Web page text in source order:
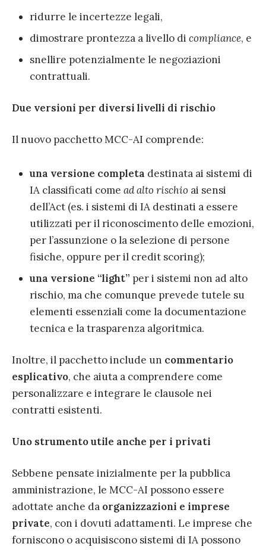
ridurre le incertezze legali,
dimostrare prontezza a livello di compliance, e
snellire potenzialmente le negoziazioni
contrattuali.
Due versioni per diversi livelli di rischio
Il nuovo pacchetto MCC-AI comprende:
una versione completa destinata ai sistemi di
IA classificati come ad alto rischio ai sensi
dell’Act (es. i sistemi di IA destinati a essere
utilizzati per il riconoscimento delle emozioni,
per l’assunzione o la selezione di persone
fisiche, oppure per il credit scoring);
una versione “light” per i sistemi non ad alto
rischio, ma che comunque prevede tutele su
elementi essenziali come la documentazione
tecnica e la trasparenza algoritmica.
Inoltre, il pacchetto include un commentario
esplicativo, che aiuta a comprendere come
personalizzare e integrare le clausole nei
contratti esistenti.
Uno strumento utile anche per i privati
Sebbene pensate inizialmente per la pubblica
amministrazione, le MCC-AI possono essere
adottate anche da organizzazioni e imprese
private, con i dovuti adattamenti. Le imprese che
forniscono o acquisiscono sistemi di IA possono